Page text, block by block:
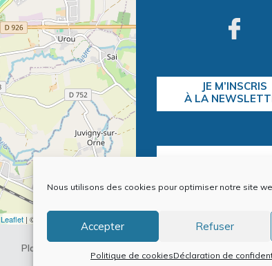
Nous utilisons des cookies pour optimiser notre site
Accepter Refuser
Politique de cookiesDéclaration de
Leaflet| ©
JE M’INSCRIS
À LA
Plan du site